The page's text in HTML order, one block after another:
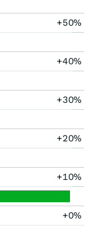
+50%
+40%
+30%
+20%
+10%
+0%